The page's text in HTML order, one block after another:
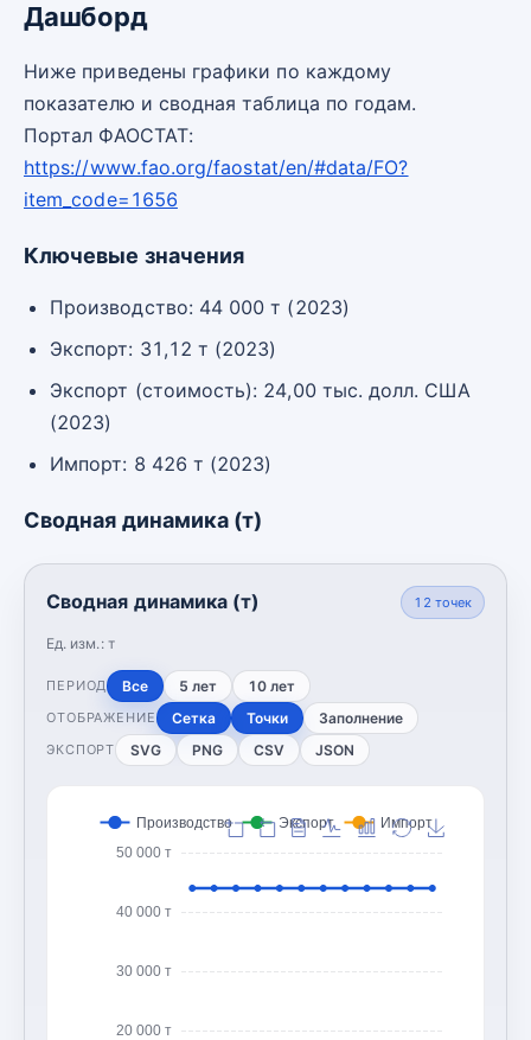
Дашборд
Ниже приведены графики по каждому
показателю и сводная таблица по годам.
Портал ФАОСТАТ:
https://www.fao.org/faostat/en/#data/FO?
item_code=1656
Ключевые значения
Производство: 44 000 т (2023)
Экспорт: 31,12 т (2023)
Экспорт (стоимость): 24,00 тыс. долл. США
(2023)
Импорт: 8 426 т (2023)
Сводная динамика (т)
Сводная динамика (т)
Ед. изм.: т
12 точек
ПЕРИОД Все 5 лет 10 лет
ОТОБРАЖЕНИЕ Сетка Точки Заполнение
ЭКСПОРТ SVG PNG CSV JSON
20 000 т
30 000 т
40 000 т
50 000 т
Производство Экспорт Импорт